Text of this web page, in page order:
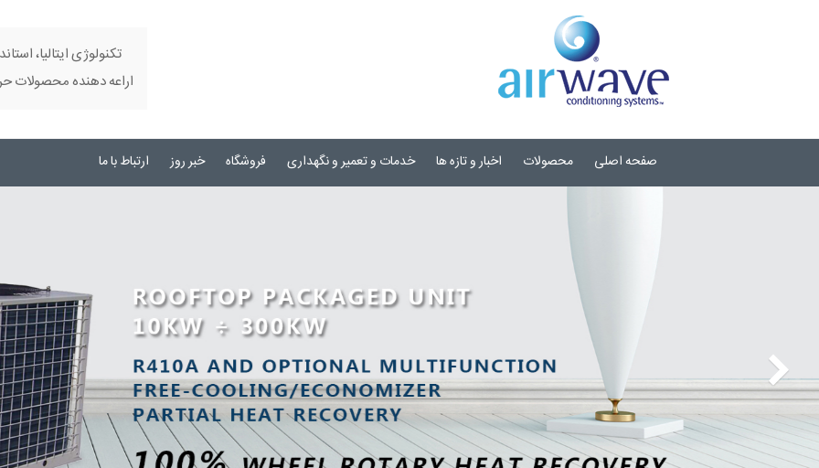
تکنولوژی ایتالیا،
اراعه دهنده محصولات
صفحه اصلی محصولات اخبار و تازه ها خدمات و تعمیر و نگهداری فروشگاه خبر روز ارتباط با ما